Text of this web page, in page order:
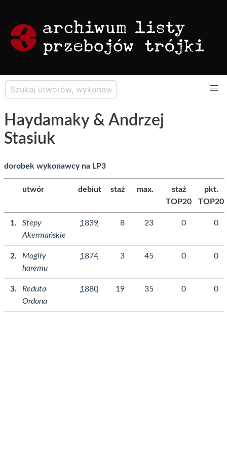
Haydamaky & Andrzej
Stasiuk
dorobek wykonawcy na LP3
utwór debiut staż max.
staż
TOP20
pkt.
TOP20
Stepy
Akermańskie
1839 8 23 0 0
Mogiły
haremu
1874 3 45 0 0
Reduta
Ordona
1880 19 35 0 0